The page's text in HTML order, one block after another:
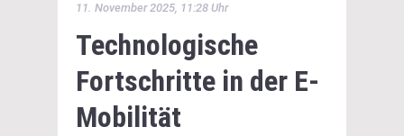
11. November 2025, 11:28 Uhr
Technologische
Fortschritte in der E-
Mobilität